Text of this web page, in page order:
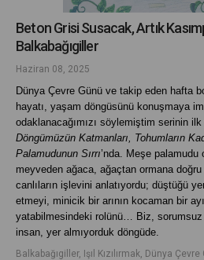
Beton Grisi Susacak, Artık
Balkabağıgiller
Haziran 08, 2025
Dünya Çevre Günü ve takip eden hafta
hayatı, yaşam döngüsünü konuşmaya
odaklanacağımızı söylemiştim serinin ilk
Döngümüzün Katmanları, Tohumların
Palamudunun Sırrı’nda. Meşe palamudu
meyveden ağaca, ağaçtan ormana
canlıların işlevini anlatıyordu; düştüğü
etmeyi, minicik bir arının kocaman bir
yatabilmesindeki rolünü… Biz, sorumsuz
insan, yer almıyorduk döngüde.
Balkabağıgiller, Işıl Kızılırmak, Dünya Çevre